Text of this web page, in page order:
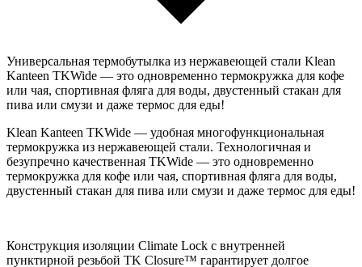
Универсальная термобутылка из нержавеющей стали Klean
Kanteen TKWide — это одновременно термокружка для кофе
или чая, спортивная фляга для воды, двустенный стакан для
пива или смузи и даже термос для еды!
Klean Kanteen TKWide — удобная многофункциональная
термокружка из нержавеющей стали. Технологичная и
безупречно качественная TKWide — это одновременно
термокружка для кофе или чая, спортивная фляга для воды,
двустенный стакан для пива или смузи и даже термос для еды!
Конструкция изоляции Climate Lock с внутренней
пунктирной резьбой TK Closure™ гарантирует долгое